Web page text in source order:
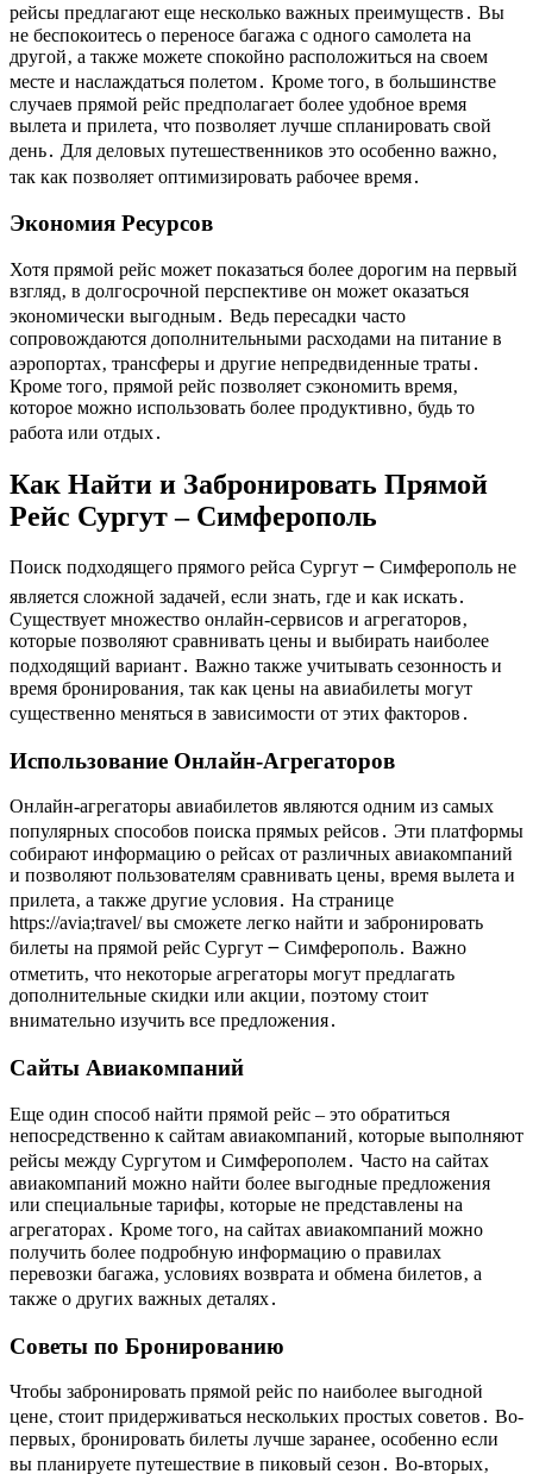
рейсы предлагают еще несколько важных преимуществ․ Вы
не беспокоитесь о переносе багажа с одного самолета на
другой‚ а также можете спокойно расположиться на своем
месте и наслаждаться полетом․ Кроме того‚ в большинстве
случаев прямой рейс предполагает более удобное время
вылета и прилета‚ что позволяет лучше спланировать свой
день․ Для деловых путешественников это особенно важно‚
так как позволяет оптимизировать рабочее время․
Экономия Ресурсов
Хотя прямой рейс может показаться более дорогим на первый
взгляд‚ в долгосрочной перспективе он может оказаться
экономически выгодным․ Ведь пересадки часто
сопровождаются дополнительными расходами на питание в
аэропортах‚ трансферы и другие непредвиденные траты․
Кроме того‚ прямой рейс позволяет сэкономить время‚
которое можно использовать более продуктивно‚ будь то
работа или отдых․
Как Найти и Забронировать Прямой
Рейс Сургут ‒ Симферополь
Поиск подходящего прямого рейса Сургут ౼ Симферополь не
является сложной задачей‚ если знать‚ где и как искать․
Существует множество онлайн-сервисов и агрегаторов‚
которые позволяют сравнивать цены и выбирать наиболее
подходящий вариант․ Важно также учитывать сезонность и
время бронирования‚ так как цены на авиабилеты могут
существенно меняться в зависимости от этих факторов․
Использование Онлайн-Агрегаторов
Онлайн-агрегаторы авиабилетов являются одним из самых
популярных способов поиска прямых рейсов․ Эти платформы
собирают информацию о рейсах от различных авиакомпаний
и позволяют пользователям сравнивать цены‚ время вылета и
прилета‚ а также другие условия․ На странице
https://avia;travel/ вы сможете легко найти и забронировать
билеты на прямой рейс Сургут ౼ Симферополь․ Важно
отметить‚ что некоторые агрегаторы могут предлагать
дополнительные скидки или акции‚ поэтому стоит
внимательно изучить все предложения․
Сайты Авиакомпаний
Еще один способ найти прямой рейс – это обратиться
непосредственно к сайтам авиакомпаний‚ которые выполняют
рейсы между Сургутом и Симферополем․ Часто на сайтах
авиакомпаний можно найти более выгодные предложения
или специальные тарифы‚ которые не представлены на
агрегаторах․ Кроме того‚ на сайтах авиакомпаний можно
получить более подробную информацию о правилах
перевозки багажа‚ условиях возврата и обмена билетов‚ а
также о других важных деталях․
Советы по Бронированию
Чтобы забронировать прямой рейс по наиболее выгодной
цене‚ стоит придерживаться нескольких простых советов․ Во-
первых‚ бронировать билеты лучше заранее‚ особенно если
вы планируете путешествие в пиковый сезон․ Во-вторых‚